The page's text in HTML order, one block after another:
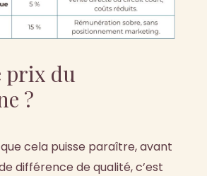
prix du
?
cela puisse paraître, avant
différence de qualité, c’est